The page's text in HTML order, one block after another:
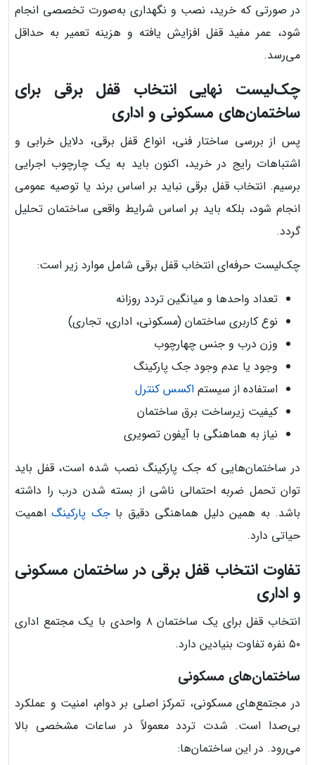
در صورتی که خرید، نصب و نگهداری به‌صورت تخصصی انجام
شود، عمر مفید قفل افزایش یافته و هزینه تعمیر به حداقل
می‌رسد.
چک‌لیست نهایی انتخاب قفل برقی برای
ساختمان‌های مسکونی و اداری
پس از بررسی ساختار فنی، انواع قفل برقی، دلایل خرابی و
اشتباهات رایج در خرید، اکنون باید به یک چارچوب اجرایی
برسیم. انتخاب قفل برقی نباید بر اساس برند یا توصیه عمومی
انجام شود، بلکه باید بر اساس شرایط واقعی ساختمان تحلیل
گردد.
چک‌لیست حرفه‌ای انتخاب قفل برقی شامل موارد زیر است:
تعداد واحدها و میانگین تردد روزانه
نوع کاربری ساختمان (مسکونی، اداری، تجاری)
وزن درب و جنس چهارچوب
وجود یا عدم وجود جک پارکینگ
استفاده از سیستم اکسس کنترل
کیفیت زیرساخت برق ساختمان
نیاز به هماهنگی با آیفون تصویری
در ساختمان‌هایی که جک پارکینگ نصب شده است، قفل باید
توان تحمل ضربه احتمالی ناشی از بسته شدن درب را داشته
باشد. به همین دلیل هماهنگی دقیق باجک پارکینگاهمیت
حیاتی دارد.
تفاوت انتخاب قفل برقی در ساختمان مسکونی
و اداری
انتخاب قفل برای یک ساختمان ۸ واحدی با یک مجتمع اداری
۵۰ نفره تفاوت بنیادین دارد.
ساختمان‌های مسکونی
در مجتمع‌های مسکونی، تمرکز اصلی بر دوام، امنیت و عملکرد
بی‌صدا است. شدت تردد معمولاً در ساعات مشخصی بالا
می‌رود. در این ساختمان‌ها: